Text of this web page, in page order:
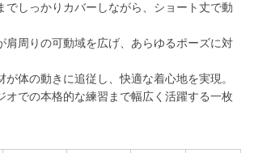
でしっかりカバーしながら、ショート丈で動
肩周りの可動域を広げ、あらゆるポーズに対
が体の動きに追従し、快適な着心地を実現。
オでの本格的な練習まで幅広く活躍する一枚